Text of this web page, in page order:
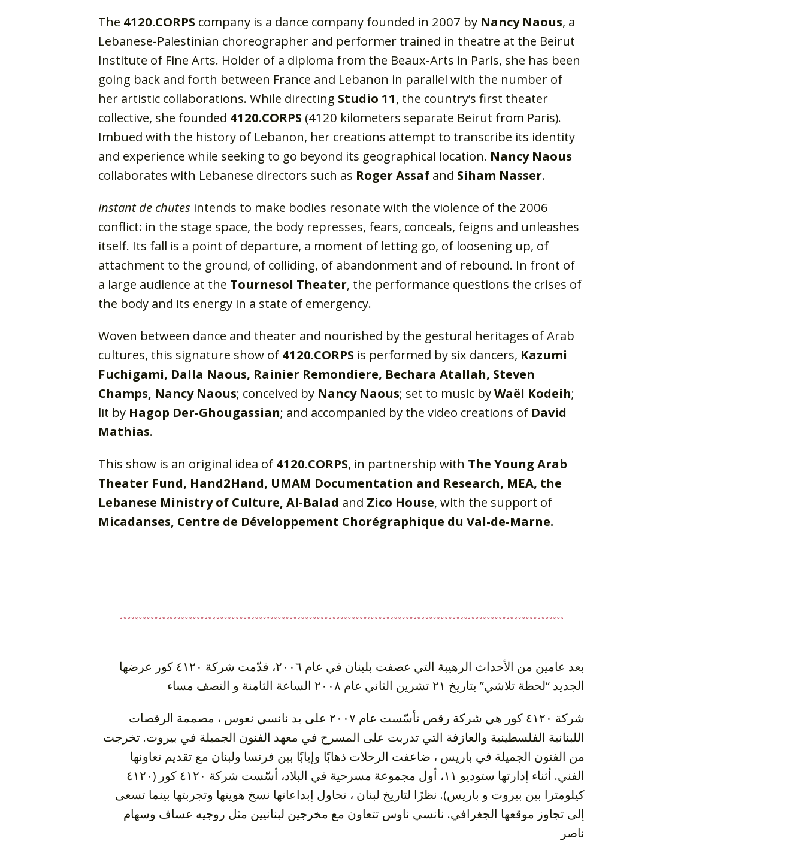
The 4120.CORPS company is a dance company founded in 2007 by Nancy Naous, a
Lebanese-Palestinian choreographer and performer trained in theatre at the Beirut
Institute of Fine Arts. Holder of a diploma from the Beaux-Arts in Paris, she has been
going back and forth between France and Lebanon in parallel with the number of
her artistic collaborations. While directing Studio 11, the country’s first theater
collective, she founded 4120.CORPS (4120 kilometers separate Beirut from Paris).
Imbued with the history of Lebanon, her creations attempt to transcribe its identity
and experience while seeking to go beyond its geographical location. Nancy Naous
collaborates with Lebanese directors such as Roger Assaf and Siham Nasser.
Instant de chutes intends to make bodies resonate with the violence of the 2006
conflict: in the stage space, the body represses, fears, conceals, feigns and unleashes
itself. Its fall is a point of departure, a moment of letting go, of loosening up, of
attachment to the ground, of colliding, of abandonment and of rebound. In front of
a large audience at the Tournesol Theater, the performance questions the crises of
the body and its energy in a state of emergency.
Woven between dance and theater and nourished by the gestural heritages of Arab
cultures, this signature show of 4120.CORPS is performed by six dancers, Kazumi
Fuchigami, Dalla Naous, Rainier Remondiere, Bechara Atallah, Steven
Champs, Nancy Naous; conceived by Nancy Naous; set to music byWaël Kodeih;
lit by Hagop Der-Ghougassian; and accompanied by the video creations of David
Mathias.
This show is an original idea of 4120.CORPS, in partnership with The Young Arab
Theater Fund, Hand2Hand, UMAM Documentation and Research, MEA, the
Lebanese Ministry of Culture, Al-Balad and Zico House, with the support of
Micadanses, Centre de Développement Chorégraphique du Val-de-Marne.
بعد عامين من الأحداث الرهيبة التي عصفت بلبنان في عام ٢٠٠٦، قدّمت شركة ٤١٢٠ كور عرضها
الجديد “لحظة تلاشي” بتاريخ ٢١ تشرين الثاني عام ٢٠٠٨ الساعة الثامنة و النصف مساء
شركة ٤١٢٠ كور هي شركة رقص تأسّست عام ٢٠٠٧ على يد نانسي نعوس ، مصممة الرقصات
اللبنانية الفلسطينية والعازفة التي تدربت على المسرح في معهد الفنون الجميلة في بيروت. تخرجت
من الفنون الجميلة في باريس ، ضاعفت الرحلات ذهابًا وإيابًا بين فرنسا ولبنان مع تقديم تعاونها
الفني. أثناء إدارتها ستوديو ١١، أول مجموعة مسرحية في البلاد، أسّست شركة ٤١٢٠ كور (٤١٢٠
كيلومترا بين بيروت و باريس). نظرًا لتاريخ لبنان ، تحاول إبداعاتها نسخ هويتها وتجربتها بينما تسعى
إلى تجاوز موقعها الجغرافي. نانسي ناوس تتعاون مع مخرجين لبنانيين مثل روجيه عساف وسهام
ناصر